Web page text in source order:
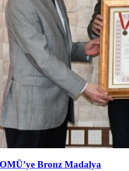
Bronz Madalya